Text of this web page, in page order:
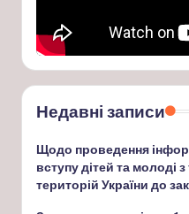
Недавні записи
Щодо проведення
вступу дітей та молоді
територій України до